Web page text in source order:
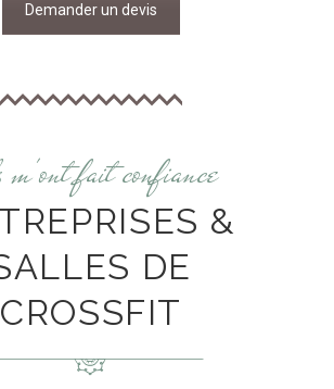
Demander un devis
fait confiance
&
DE
CROSSFIT